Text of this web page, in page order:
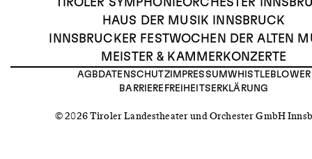
TIROLER SYMPHONIEORCHESTER
HAUS DER MUSIK INNSBRUCK
INNSBRUCKER FESTWOCHEN DER ALTEN
MEISTER & KAMMERKONZERTE
AGB DATENSCHUTZIMPRESSUMWHISTLEBLOWER
BARRIEREFREIHEITSERKLÄRUNG
© 2026 Tiroler Landestheater und Orchester GmbH